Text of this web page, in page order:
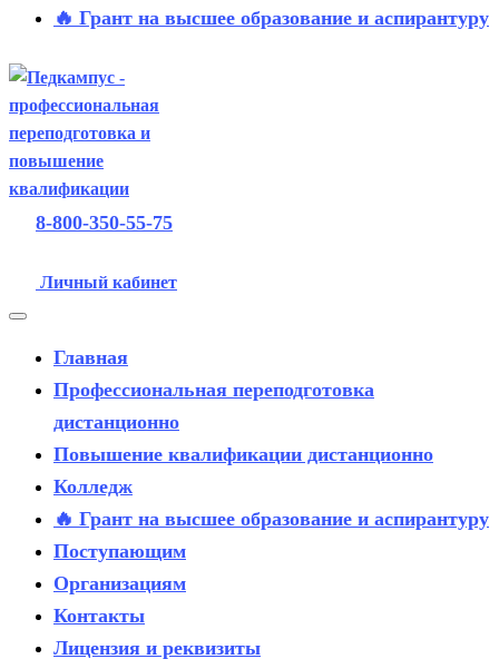
🔥 Грант на высшее образование и аспирантуру
8-800-350-55-75
Личный кабинет
Главная
Профессиональная переподготовка
дистанционно
Повышение квалификации дистанционно
Колледж
🔥 Грант на высшее образование и аспирантуру
Поступающим
Организациям
Контакты
Лицензия и реквизиты